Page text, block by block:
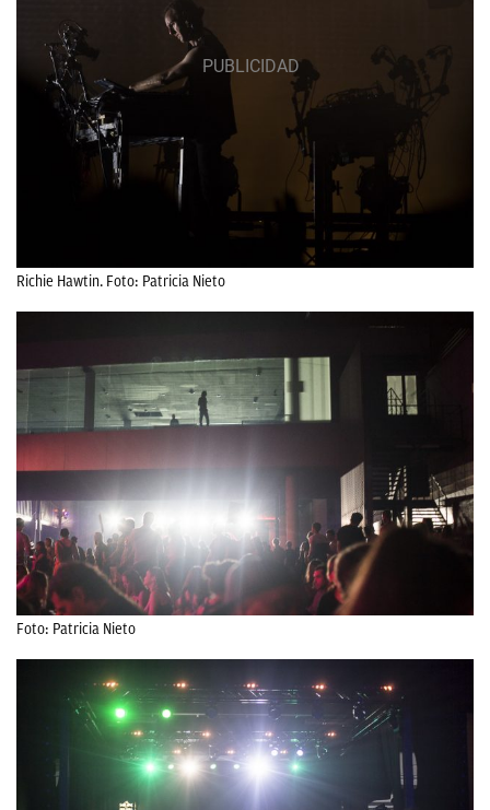
Richie Hawtin. Foto: Patricia Nieto
Foto: Patricia Nieto